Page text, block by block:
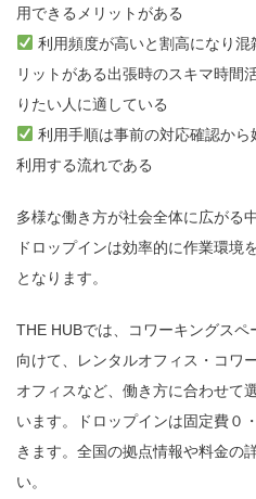
用できるメリットがある
利用頻度が高いと割高になり
リットがある出張時のスキマ時間
りたい人に適している
利用手順は事前の対応確認か
利用する流れである
多様な働き方が社会全体に広がる
ドロップインは効率的に作業環境
となります。
THE HUBでは、コワーキングス
向けて、レンタルオフィス・コワ
オフィスなど、働き方に合わせて
います。ドロップインは固定費０
きます。全国の拠点情報や料金の
い。